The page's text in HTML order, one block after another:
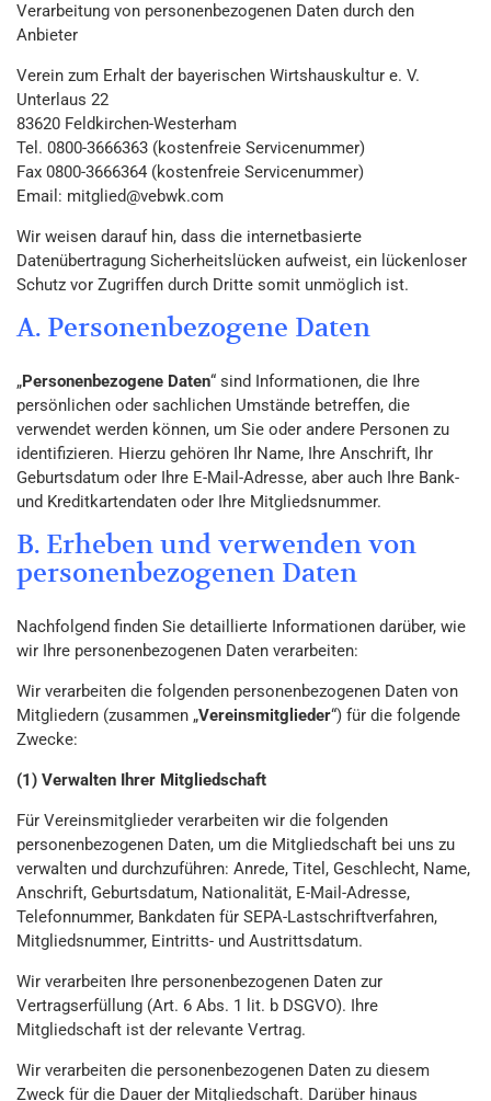
Verarbeitung von personenbezogenen Daten durch den
Anbieter
Verein zum Erhalt der bayerischen Wirtshauskultur e. V.
Unterlaus 22
83620 Feldkirchen-Westerham
Tel. 0800-3666363 (kostenfreie Servicenummer)
Fax 0800-3666364 (kostenfreie Servicenummer)
Email: mitglied@vebwk.com
Wir weisen darauf hin, dass die internetbasierte
Datenübertragung Sicherheitslücken aufweist, ein lückenloser
Schutz vor Zugriffen durch Dritte somit unmöglich ist.
A. Personenbezogene Daten
„Personenbezogene Daten“ sind Informationen, die Ihre
persönlichen oder sachlichen Umstände betreffen, die
verwendet werden können, um Sie oder andere Personen zu
identifizieren. Hierzu gehören Ihr Name, Ihre Anschrift, Ihr
Geburtsdatum oder Ihre E-Mail-Adresse, aber auch Ihre Bank-
und Kreditkartendaten oder Ihre Mitgliedsnummer.
B. Erheben und verwenden von
personenbezogenen Daten
Nachfolgend finden Sie detaillierte Informationen darüber, wie
wir Ihre personenbezogenen Daten verarbeiten:
Wir verarbeiten die folgenden personenbezogenen Daten von
Mitgliedern (zusammen „Vereinsmitglieder“) für die folgende
Zwecke:
(1) Verwalten Ihrer Mitgliedschaft
Für Vereinsmitglieder verarbeiten wir die folgenden
personenbezogenen Daten, um die Mitgliedschaft bei uns zu
verwalten und durchzuführen: Anrede, Titel, Geschlecht, Name,
Anschrift, Geburtsdatum, Nationalität, E-Mail-Adresse,
Telefonnummer, Bankdaten für SEPA-Lastschriftverfahren,
Mitgliedsnummer, Eintritts- und Austrittsdatum.
Wir verarbeiten Ihre personenbezogenen Daten zur
Vertragserfüllung (Art. 6 Abs. 1 lit. b DSGVO). Ihre
Mitgliedschaft ist der relevante Vertrag.
Wir verarbeiten die personenbezogenen Daten zu diesem
Zweck für die Dauer der Mitgliedschaft. Darüber hinaus